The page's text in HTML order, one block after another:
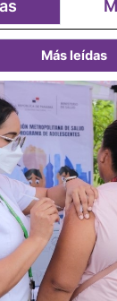
Más leídas